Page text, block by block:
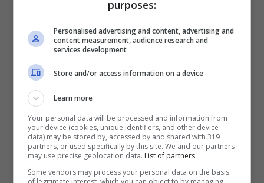
Alessia Cammarota parla
della dolorosa perdita del
bambino e della nuova
gravidanza, cosa ha detto
su Ig
purposes:
Personalised advertising and content, advertising and
content measurement, audience research and
services development
Store and/or access information on a device
Learn more
Your personal data will be processed and information from
your device (cookies, unique identifiers, and other device
data) may be stored by, accessed by and shared with 319
partners, or used specifically by this site. We and our partners
may use precise geolocation data. List of partners.
Some vendors may process your personal data on the basis